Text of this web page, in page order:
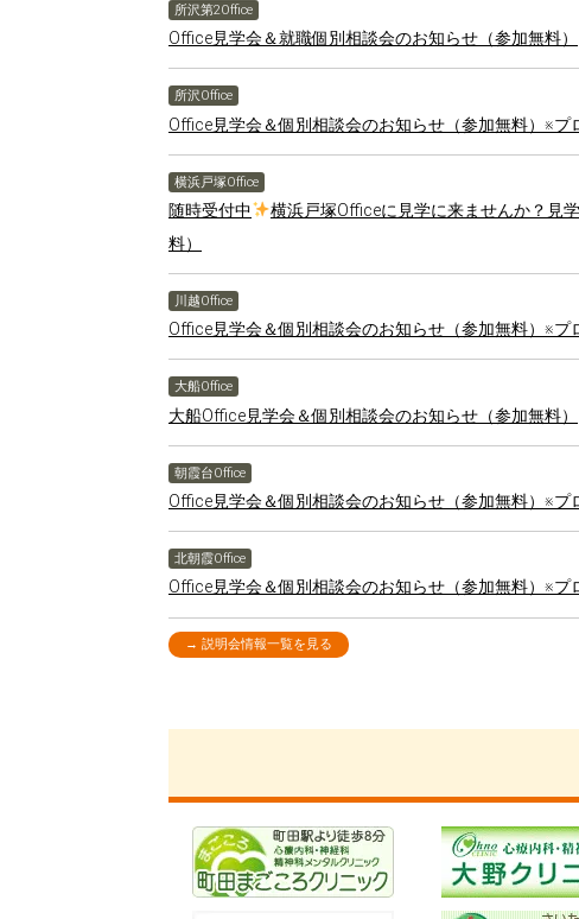
所沢第2Office
Office見学会＆就職個別相談会のお知らせ（参加無料）
所沢Office
Office見学会＆個別相談会のお知らせ（参加無料）※プ
横浜戸塚Office
随時受付中
横浜戸塚Officeに見学に来ませんか？見
料）
川越Office
Office見学会＆個別相談会のお知らせ（参加無料）※プ
大船Office
大船Office見学会＆個別相談会のお知らせ（参加無料）
朝霞台Office
Office見学会＆個別相談会のお知らせ（参加無料）※プ
北朝霞Office
Office見学会＆個別相談会のお知らせ（参加無料）※プ
→ 説明会情報一覧を見る